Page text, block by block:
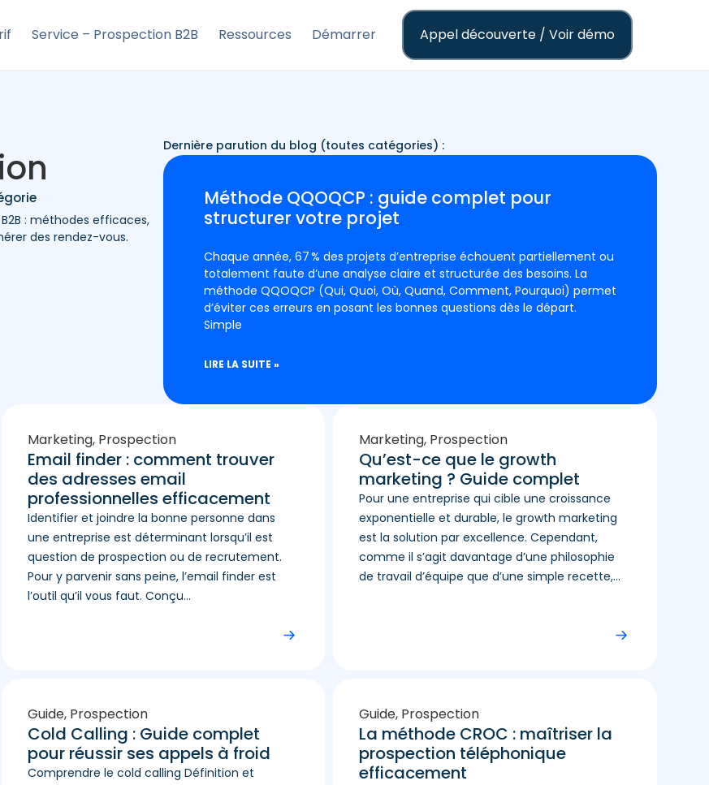
Service – Prospection B2B Ressources Démarrer Appel découverte / Voir démo
: méthodes efficaces,
des rendez-vous.
Dernière parution du blog (toutes catégories) :
Méthode QQOQCP : guide complet pour
structurer votre projet
Chaque année, 67 % des projets d’entreprise échouent partiellement ou
totalement faute d’une analyse claire et structurée des besoins. La
méthode QQOQCP (Qui, Quoi, Où, Quand, Comment, Pourquoi) permet
d’éviter ces erreurs en posant les bonnes questions dès le départ.
Simple
LIRE LA SUITE »
Marketing, Prospection
Email finder : comment trouver
des adresses email
professionnelles efficacement
Identifier et joindre la bonne personne dans
une entreprise est déterminant lorsqu’il est
question de prospection ou de recrutement.
Pour y parvenir sans peine, l’email finder est
l’outil qu’il vous faut. Conçu...
Marketing, Prospection
Qu’est-ce que le growth
marketing ? Guide complet
Pour une entreprise qui cible une croissance
exponentielle et durable, le growth marketing
est la solution par excellence. Cependant,
comme il s’agit davantage d’une philosophie
de travail d’équipe que d’une simple recette,...
Guide, Prospection
Cold Calling : Guide complet
pour réussir ses appels à froid
Comprendre le cold calling Définition et
Guide, Prospection
La méthode CROC : maîtriser la
prospection téléphonique
efficacement